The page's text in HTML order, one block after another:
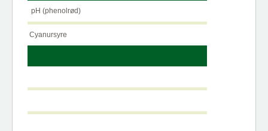
pH (phenolrød)
Cyanursyre